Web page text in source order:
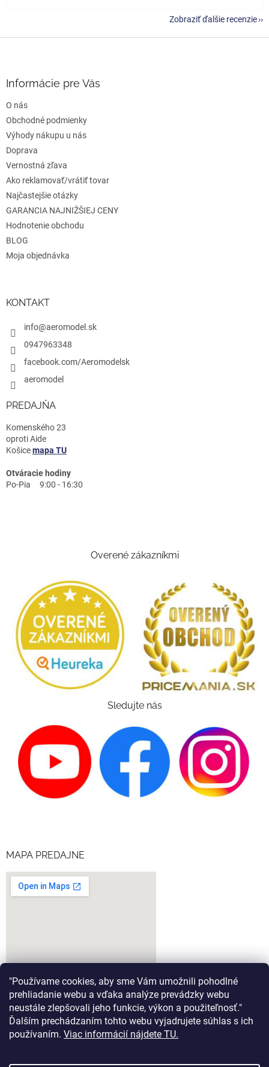
"Používame cookies, aby sme Vám umožnili pohodlné
prehliadanie webu a vďaka analýze prevádzky webu
neustále zlepšovali jeho funkcie, výkon a použiteľnosť."
Ďalším prechádzaním tohto webu vyjadrujete súhlas s ich
používaním. Viac informácií nájdete TU.
Zobraziť ďalšie recenzie
e
Informácie pre Vás
O nás
Obchodné podmienky
Výhody nákupu u nás
Doprava
Vernostná zľava
Ako reklamovať/vrátiť tovar
Najčastejšie otázky
GARANCIA NAJNIŽŠIEJ CENY
Hodnotenie obchodu
BLOG
Moja objednávka
KONTAKT
info@aeromodel.sk
0947963348
facebook.com/Aeromodelsk
aeromodel
PREDAJŇA
Komenského 23
oproti Aide
Košicemapa TU
Otváracie hodiny
Po-Pia 9:00 - 16:30
Overené zákazníkmi
Sledujte nás
MAPA PREDAJNE
google-map-generator.com